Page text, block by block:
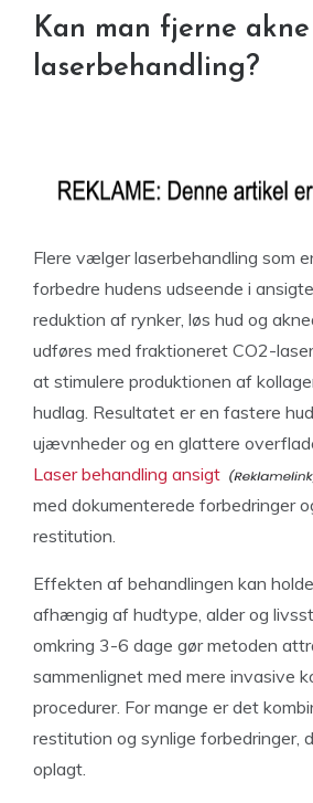
Kan man fjerne
laserbehandling?
Flere vælger laserbehandling som
forbedre hudens udseende i
reduktion af rynker, løs hud og
udføres med fraktioneret CO2-
at stimulere produktionen af
hudlag. Resultatet er en fastere
ujævnheder og en glattere
Laser behandling ansigt
med dokumenterede forbedringer
restitution.
Effekten af behandlingen kan
afhængig af hudtype, alder og
omkring 3-6 dage gør metoden
sammenlignet med mere invasive
procedurer. For mange er det
restitution og synlige forbedringer,
oplagt.